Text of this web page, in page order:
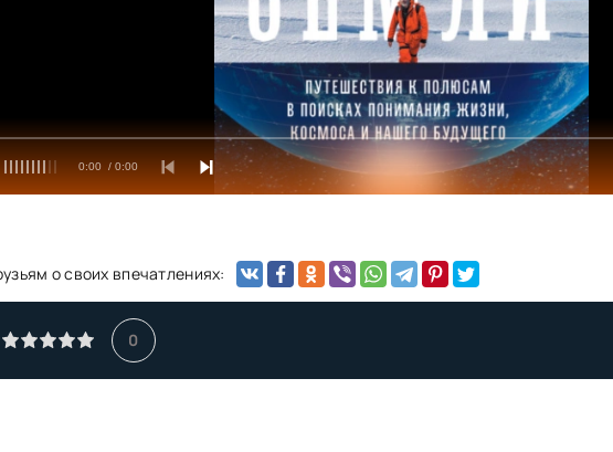
0:00 / 0:00
о своих впечатлениях:
0